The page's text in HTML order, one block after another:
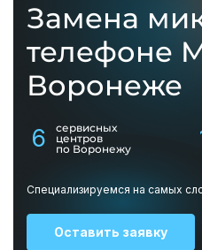
Замена
телефоне
Воронеже
6
сервисных
центров
по Воронежу
Специализируемся на самых
Оставить заявку